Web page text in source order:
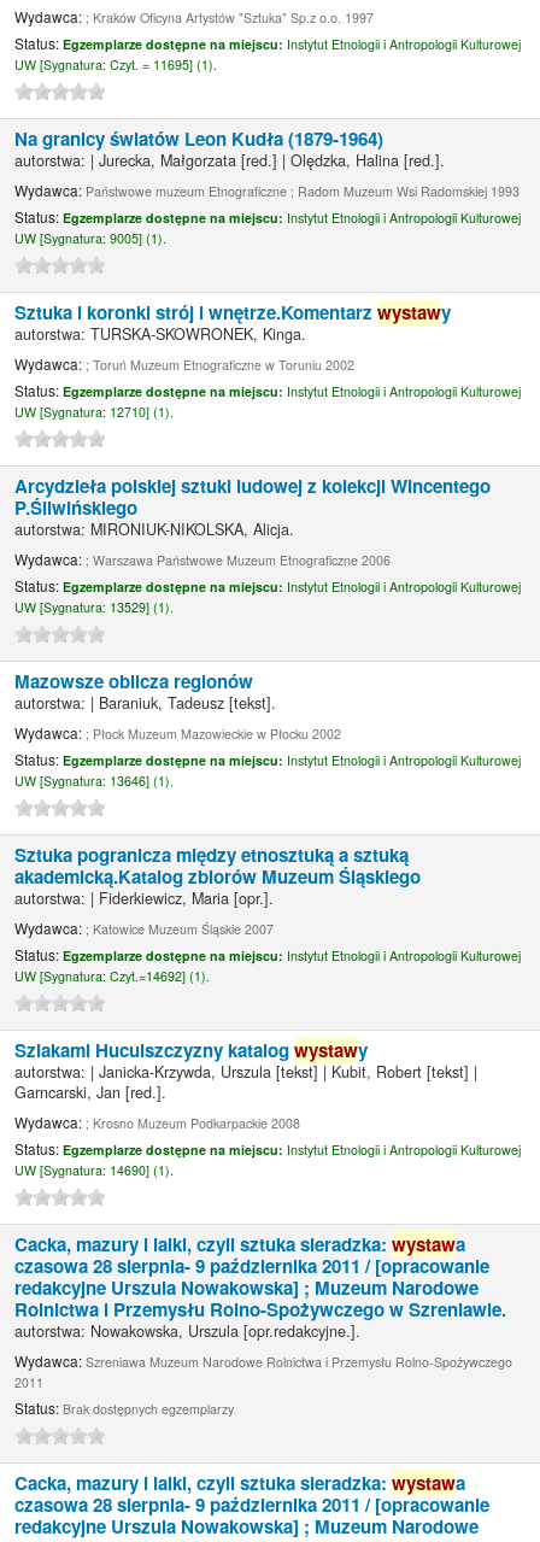
Wydawca: ; Kraków Oficyna Artystów "Sztuka" Sp.z o.o. 1997
Status:Egzemplarze dostępne na miejscu: Instytut Etnologii i Antropologii Kulturowej
UW [Sygnatura:Czyt. = 11695] (1).
Na granicy światów Leon Kudła (1879-1964)
autorstwa: |Jurecka, Małgorzata [red.] |Olędzka, Halina [red.].
Wydawca: Państwowe muzeum Etnograficzne ; Radom Muzeum Wsi Radomskiej 1993
Status:Egzemplarze dostępne na miejscu: Instytut Etnologii i Antropologii Kulturowej
UW [Sygnatura:9005] (1).
Sztuka i koronki strój i wnętrze.Komentarzwystawy
autorstwa:TURSKA-SKOWRONEK, Kinga.
Wydawca: ; Toruń Muzeum Etnograficzne w Toruniu 2002
Status:Egzemplarze dostępne na miejscu: Instytut Etnologii i Antropologii Kulturowej
UW [Sygnatura: 12710] (1).
Arcydzieła polskiej sztuki ludowej z kolekcji Wincentego
P.Śliwińskiego
autorstwa: MIRONIUK-NIKOLSKA, Alicja.
Wydawca: ; Warszawa Państwowe Muzeum Etnograficzne 2006
Status:Egzemplarze dostępne na miejscu: Instytut Etnologii i Antropologii Kulturowej
UW [Sygnatura: 13529] (1).
Mazowsze oblicza regionów
autorstwa: | Baraniuk, Tadeusz [tekst].
Wydawca: ; Płock Muzeum Mazowieckie w Płocku 2002
Status:Egzemplarze dostępne na miejscu: Instytut Etnologii i Antropologii Kulturowej
UW [Sygnatura: 13646] (1).
Sztuka pogranicza między etnosztuką a sztuką
akademicką.Katalog zbiorów Muzeum Śląskiego
autorstwa: | Fiderkiewicz, Maria [opr.].
Wydawca: ; Katowice Muzeum Śląskie 2007
Status:Egzemplarze dostępne na miejscu: Instytut Etnologii i Antropologii Kulturowej
UW [Sygnatura:Czyt.=14692] (1).
Szlakami Huculszczyzny katalogwystawy
autorstwa: |Janicka-Krzywda, Urszula [tekst] | Kubit, Robert [tekst] |
Garncarski, Jan [red.].
Wydawca: ; Krosno Muzeum Podkarpackie 2008
Status:Egzemplarze dostępne na miejscu: Instytut Etnologii i Antropologii Kulturowej
UW [Sygnatura: 14690] (1).
Cacka, mazury i lalki, czyli sztuka sieradzka:wystawa
czasowa 28 sierpnia- 9 października 2011 /[opracowanie
redakcyjne Urszula Nowakowska] ; Muzeum Narodowe
Rolnictwa i Przemysłu Rolno-Spożywczego w Szreniawie.
autorstwa: Nowakowska, Urszula [opr.redakcyjne.].
Wydawca:Szreniawa Muzeum Narodowe Rolnictwa i Przemysłu Rolno-Spożywczego
2011
Status: Brak dostępnych egzemplarzy
Cacka, mazury i lalki, czyli sztuka sieradzka:wystawa
czasowa 28 sierpnia- 9 października 2011 /[opracowanie
redakcyjne Urszula Nowakowska] ; Muzeum Narodowe